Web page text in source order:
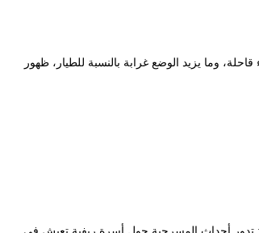
وما يزيد الوضع غرابة بالنسبة للطيار، ظهور